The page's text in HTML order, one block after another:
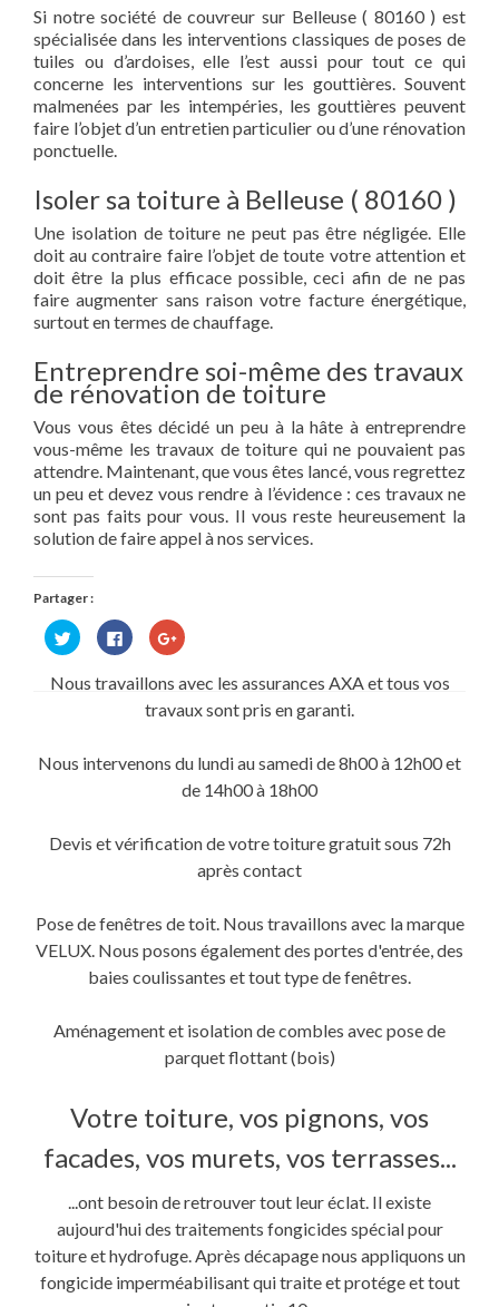
Si notre société de couvreur sur Belleuse ( 80160 ) est
spécialisée dans les interventions classiques de poses de
tuiles ou d’ardoises, elle l’est aussi pour tout ce qui
concerne les interventions sur les gouttières. Souvent
malmenées par les intempéries, les gouttières peuvent
faire l’objet d’un entretien particulier ou d’une rénovation
ponctuelle.
Isoler sa toiture à Belleuse ( 80160 )
Une isolation de toiture ne peut pas être négligée. Elle
doit au contraire faire l’objet de toute votre attention et
doit être la plus efficace possible, ceci afin de ne pas
faire augmenter sans raison votre facture énergétique,
surtout en termes de chauffage.
Entreprendre soi-même des travaux
de rénovation de toiture
Vous vous êtes décidé un peu à la hâte à entreprendre
vous-même les travaux de toiture qui ne pouvaient pas
attendre. Maintenant, que vous êtes lancé, vous regrettez
un peu et devez vous rendre à l’évidence : ces travaux ne
sont pas faits pour vous. Il vous reste heureusement la
solution de faire appel à nos services.
Partager :
Cliquez
pour
partager
Twitter(ouvre
Cliquez
pour
partager
sur
Facebook(ouvre
dans
une
Cliquez
pour
Google+
dans
fenêtre)
Nous travaillons avec les assurances AXA et tous vos
travaux sont pris en garanti.
Nous intervenons du lundi au samedi de 8h00 à 12h00 et
de 14h00 à 18h00
Devis et vérification de votre toiture gratuit sous 72h
après contact
Pose de fenêtres de toit. Nous travaillons avec la marque
VELUX. Nous posons également des portes d'entrée, des
baies coulissantes et tout type de fenêtres.
Aménagement et isolation de combles avec pose de
parquet flottant (bois)
Votre toiture, vos pignons, vos
facades, vos murets, vos terrasses...
...ont besoin de retrouver tout leur éclat. Il existe
aujourd'hui des traitements fongicides spécial pour
toiture et hydrofuge. Après décapage nous appliquons un
fongicide imperméabilisant qui traite et protége et tout